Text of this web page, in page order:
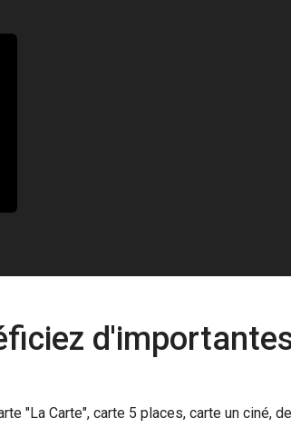
"La Carte", carte 5 places, carte un ciné,